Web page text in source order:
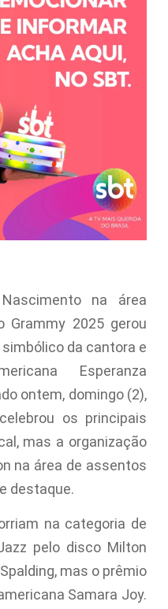
na área
Grammy 2025 gerou
da cantora e
Esperanza
ontem, domingo (2),
os principais
mas a organização
na área de assentos
destaque.
na categoria de
pelo disco Milton
mas o prêmio
Samara Joy.